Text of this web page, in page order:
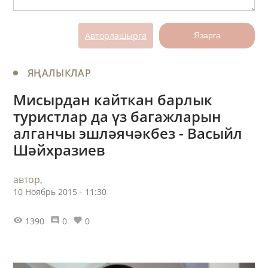
Авторлашырга Язарга
ЯҢАЛЫКЛАР
Мисырдан кайткан барлык
туристлар да үз багажларын
алганчы эшләячәкбез - Васыйл
Шәйхразиев
автор,
10 Ноябрь 2015 - 11:30
1390 0 0